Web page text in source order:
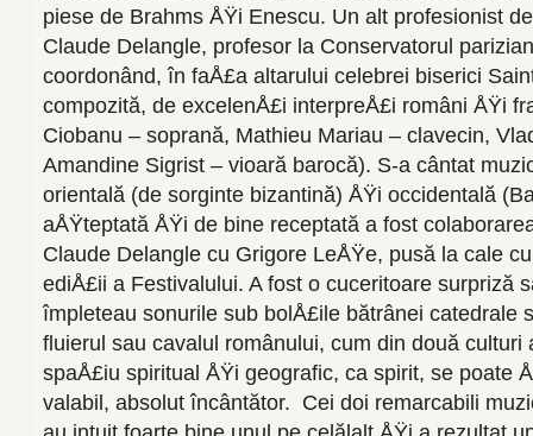
piese de Brahms ÅŸi Enescu. Un alt profesionist
Claude Delangle, profesor la Conservatorul
coordonând, în faÅ£a altarului celebrei biserici
compozită, de excelenÅ£i interpreÅ£i români ÅŸi
Ciobanu – soprană, Mathieu Mariau – clavecin,
Amandine Sigrist – vioară barocă). S-a cântat
orientală (de sorginte bizantină) ÅŸi occidentală
aÅŸteptată ÅŸi de bine receptată a fost
Claude Delangle cu Grigore LeÅŸe, pusă la cale
ediÅ£ii a Festivalului. A fost o cuceritoare surpriză
împleteau sonurile sub bolÅ£ile bătrânei catedrale
fluierul sau cavalul românului, cum din două culturi
spaÅ£iu spiritual ÅŸi geografic, ca spirit, se poate
valabil, absolut încântător. Cei doi remarcabili